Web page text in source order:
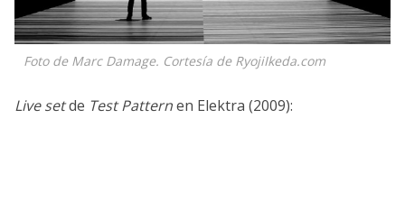
Foto de Marc Damage. Cortesía de RyojiIkeda.com
Live setde Test Patternen Elektra (2009):